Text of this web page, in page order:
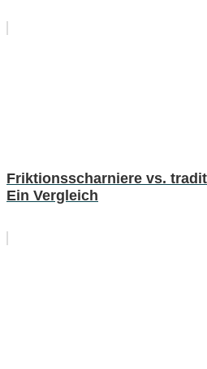
Friktionsscharniere vs.
Ein Vergleich